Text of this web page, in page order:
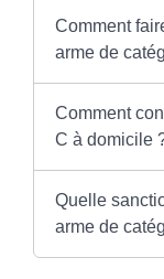
Comment
arme de
Comment
C à domicile
Quelle
arme de